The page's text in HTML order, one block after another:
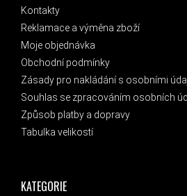
KATEGORIE
Kontakty
Reklamace a výměna zboží
Moje objednávka
Obchodní podmínky
Zásady pro nakládání s osobními
Souhlas se zpracováním osobních
Způsob platby a dopravy
Tabulka velikostí